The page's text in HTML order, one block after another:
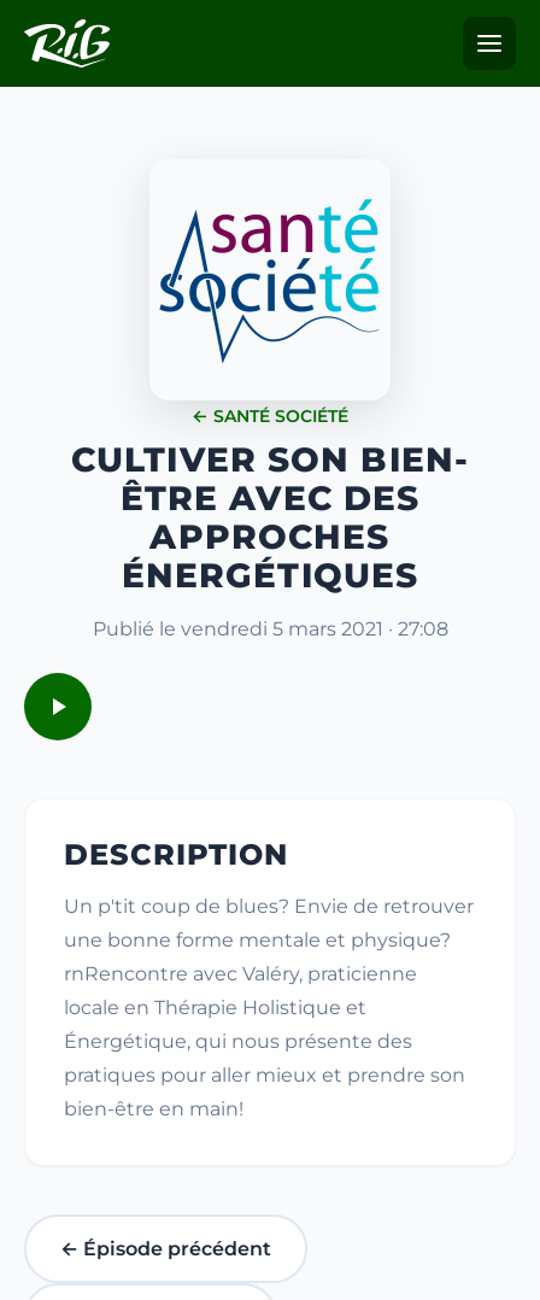
← SANTÉ SOCIÉTÉ
CULTIVER SON BIEN-
ÊTRE AVEC DES
APPROCHES
ÉNERGÉTIQUES
Publié le vendredi 5 mars 2021 · 27:08
DESCRIPTION
Un p'tit coup de blues? Envie de retrouver
une bonne forme mentale et physique?
rnRencontre avec Valéry, praticienne
locale en Thérapie Holistique et
Énergétique, qui nous présente des
pratiques pour aller mieux et prendre son
bien-être en main!
← Épisode précédent